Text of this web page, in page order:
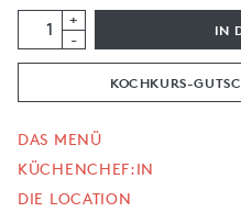
+
-
IN
KOCHKURS-
DAS MENÜ
KÜCHENCHEF:IN
DIE LOCATION